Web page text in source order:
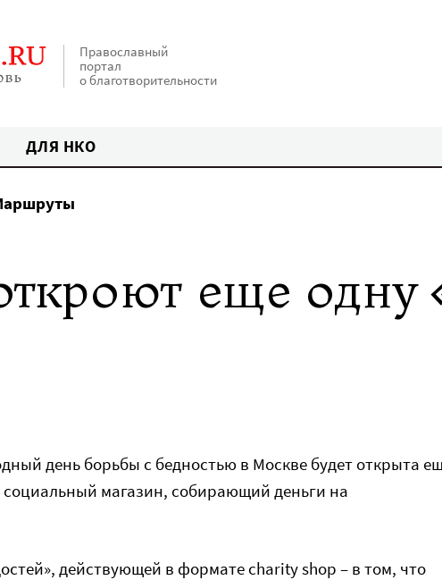
Православный
портал
о благотворительности
ДЛЯ НКО
еще одну
день борьбы с бедностью в Москве будет открыта
социальный магазин, собирающий деньги на
действующей в формате charity shop – в том, что